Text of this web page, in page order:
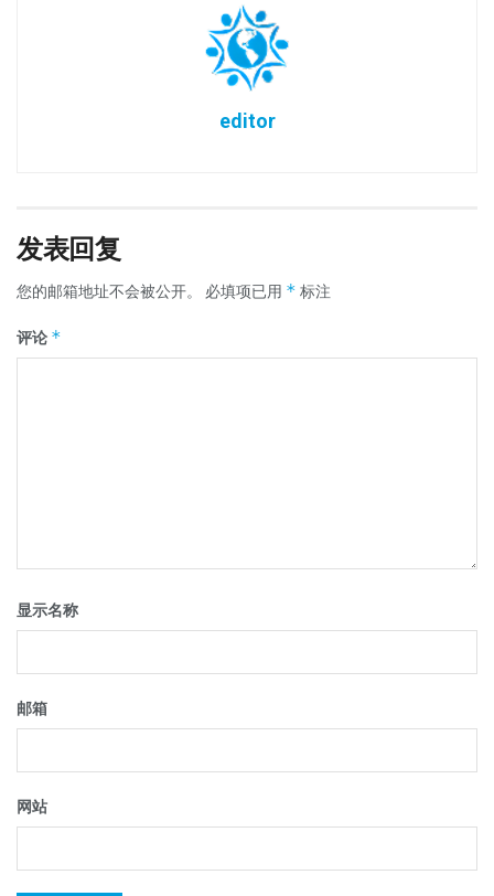
editor
发表回复
您的邮箱地址不会被公开。 必填项已用 * 标注
评论 *
显示名称
邮箱
网站